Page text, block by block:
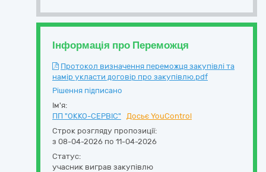
Інформація про Переможця
Протокол визначення переможця закупівлі та
намір укласти договір про закупівлю.pdf
Рішення підписано
Ім'я:
ПП "ОККО-СЕРВІС"
Досьє YouControl
Строк розгляду пропозиції:
з 08-04-2026 по 11-04-2026
Статус:
учасник виграв закупівлю